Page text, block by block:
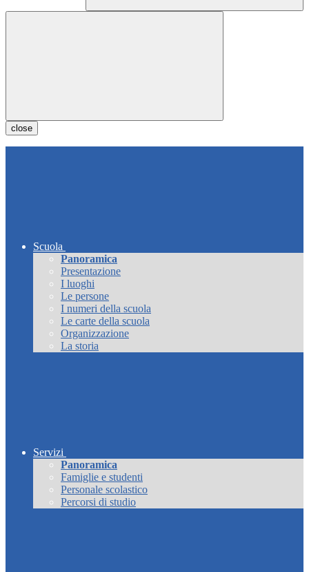
close
Scuola
Panoramica
Presentazione
I luoghi
Le persone
I numeri della scuola
Le carte della scuola
Organizzazione
La storia
Servizi
Panoramica
Famiglie e studenti
Personale scolastico
Percorsi di studio